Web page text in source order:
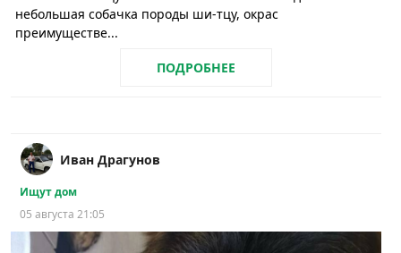
небольшая собачка породы ши-тцу, окрас
преимуществе...
ПОДРОБНЕЕ
Иван Драгунов
Ищут дом
05 августа 21:05